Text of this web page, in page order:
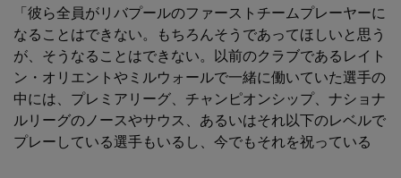
「彼ら全員がリバプールのファーストチームプレーヤーに
なることはできない。もちろんそうであってほしいと思う
が、そうなることはできない。以前のクラブであるレイト
ン・オリエントやミルウォールで一緒に働いていた選手の
中には、プレミアリーグ、チャンピオンシップ、ナショナ
ルリーグのノースやサウス、あるいはそれ以下のレベルで
プレーしている選手もいるし、今でもそれを祝っている